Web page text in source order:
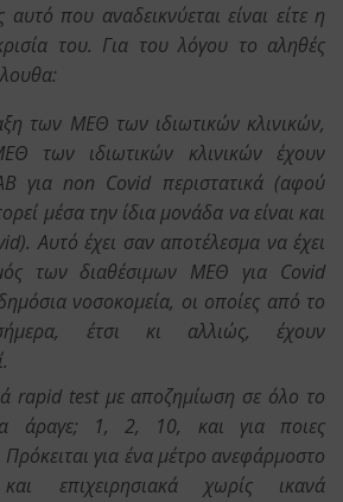
αυτό που αναδεικνύεται είναι είτε η
του. Για του λόγου το αληθές
των ΜΕΘ των ιδιωτικών κλινικών,
των ιδιωτικών κλινικών έχουν
για non Covid περιστατικά (αφού
μέσα την ίδια μονάδα να είναι και
Αυτό έχει σαν αποτέλεσμα να έχει
των διαθέσιμων ΜΕΘ για Covid
νοσοκομεία, οι οποίες από το
έτσι κι αλλιώς, έχουν
rapid test με αποζημίωση σε όλο το
άραγε; 1, 2, 10, και για ποιες
Πρόκειται για ένα μέτρο ανεφάρμοστο
και επιχειρησιακά χωρίς ικανά